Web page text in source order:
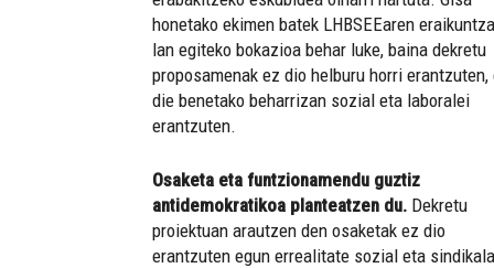
honetako ekimen batek LHBSEEaren
lan egiteko bokazioa behar luke, baina dekretu
proposamenak ez dio helburu horri erantzuten,
die benetako beharrizan sozial eta laboralei
erantzuten.
Osaketa eta funtzionamendu guztiz
antidemokratikoa planteatzen du. Dekretu
proiektuan arautzen den osaketak ez dio
erantzuten egun errealitate sozial eta